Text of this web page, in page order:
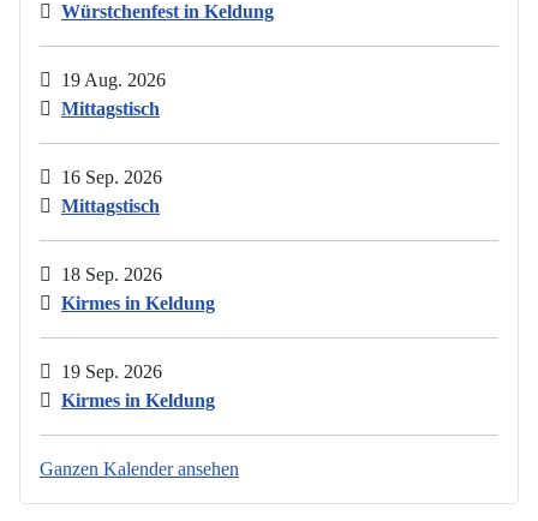
Würstchenfest in Keldung
19 Aug. 2026
Mittagstisch
16 Sep. 2026
Mittagstisch
18 Sep. 2026
Kirmes in Keldung
19 Sep. 2026
Kirmes in Keldung
Ganzen Kalender ansehen